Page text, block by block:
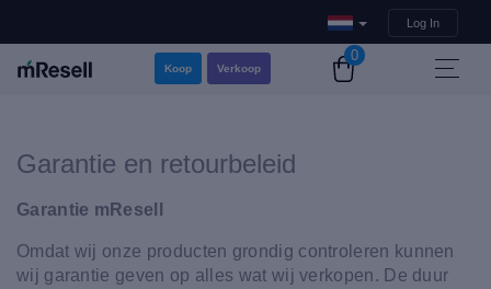
Log In
Koop Verkoop
0
Garantie en retourbeleid
Garantie mResell
Omdat wij onze producten grondig controleren kunnen
wij garantie geven op alles wat wij verkopen. De duur